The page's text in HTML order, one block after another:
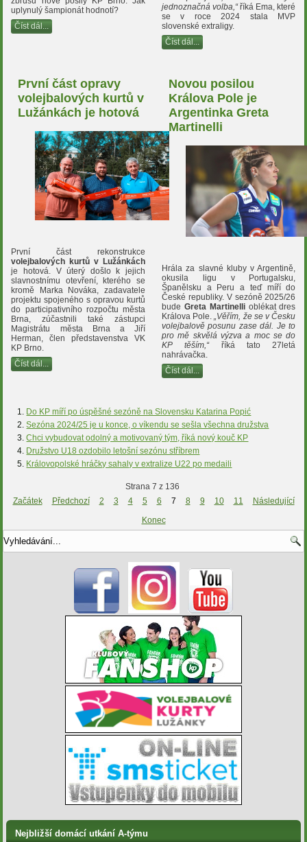
uplynulý šampionát hodnotí?
Číst dál...
jednoznačná volba,“říká Ema, které
se v roce 2024 stala MVP
slovenské extraligy.
Číst dál...
První část opravy
volejbalových kurtů v
Lužánkách je hotová
První část rekonstrukce
volejbalových kurtů v Lužánkách
je hotová. V úterý došlo k jejich
slavnostnímu otevření, kterého se
kromě Marka Nováka, zadavatele
projektu spojeného s opravou kurtů
do participativního rozpočtu města
Brna, zúčastnili také zástupci
Magistrátu města Brna a Jiří
Herman, člen představenstva VK
KP Brno.
Číst dál...
Novou posilou
Králova Pole je
Argentinka Greta
Martinelli
Hrála za slavné kluby v Argentině,
okusila ligu v Portugalsku,
Španělsku a Peru a teď míří do
České republiky. V sezóně 2025/26
bude Greta Martinellioblékat dres
Králova Pole.„Věřím, že se v Česku
volejbalově posunu zase dál. Je to
pro mě skvělá výzva a moc se do
KP těším,“říká tato 27letá
nahrávačka.
Číst dál...
Do KP míří po úspěšné sezóně na Slovensku Katarina Popić
Sezóna 2024/25 je u konce, o víkendu se sešla všechna družstva
Chci vybudovat odolný a motivovaný tým, říká nový kouč KP
Družstvo U18 ozdobilo letošní sezónu stříbrem
Královopolské hráčky sahaly v extralize U22 po medaili
Strana 7 z 136
Začátek
Předchozí 2 3 4 5 6 7 8 9 10 11
Následující
Konec
Nejbližší domácí utkání A-týmu